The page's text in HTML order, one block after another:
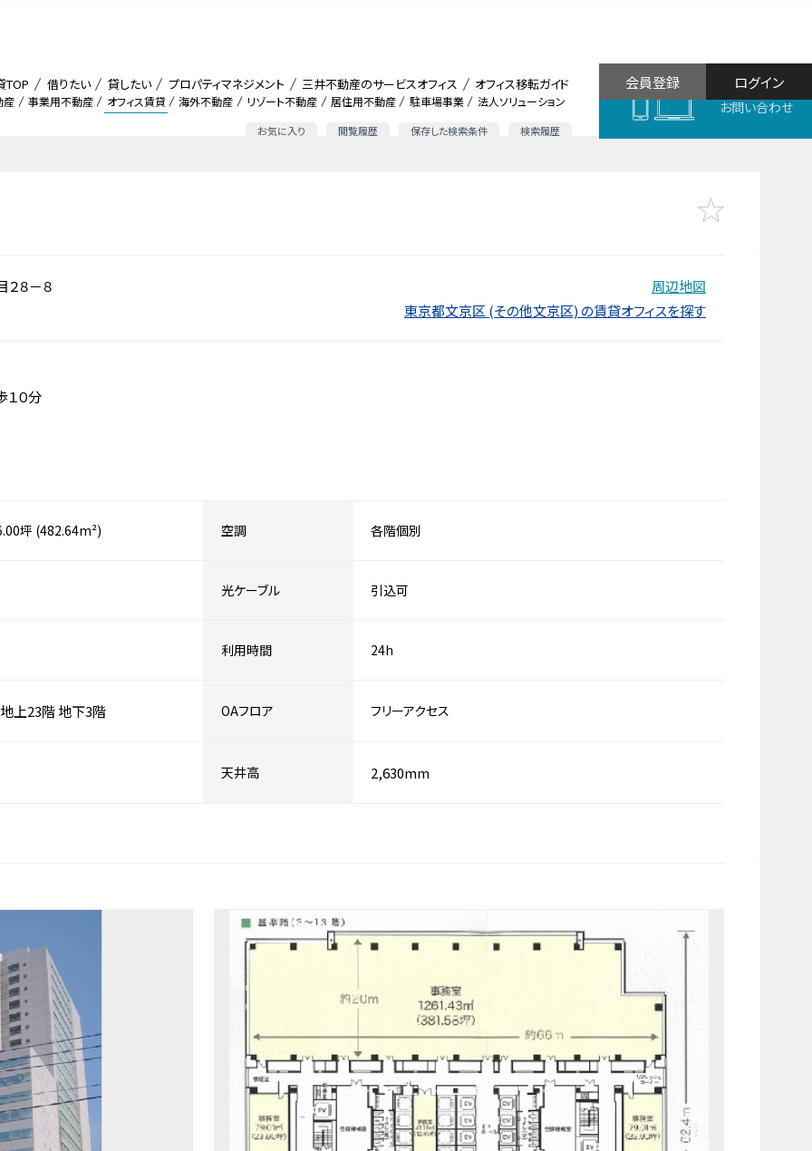
産 事業用不動産 オフィス賃貸 海外不動産 リゾート不動産 居住用不動産 駐車場事業 法人ソリューション
お気に入り 閲覧履歴 保存した検索条件 検索履歴
TOP 借りたい 貸したい プロパティマネジメント 三井不動産のサービスオフィス オフィス移転ガイド
お問い合わせ
ログイン
会員登録
８－８
周辺地図
東京都文京区 (その他文京区) の賃貸オフィスを探す
０分
坪 (482.64m²) 空調 各階個別
光ケーブル 引込可
利用時間 24h
地上23階地下3階 OAフロア フリーアクセス
天井高 2,630mm